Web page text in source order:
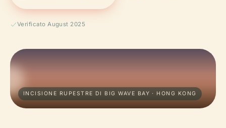
Verificato August 2025
INCISIONE RUPESTRE DI BIG WAVE BAY · HONG KONG